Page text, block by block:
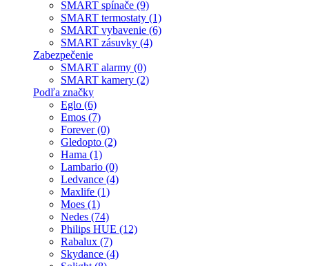
SMART spínače (9)
SMART termostaty (1)
SMART vybavenie (6)
SMART zásuvky (4)
Zabezpečenie
SMART alarmy (0)
SMART kamery (2)
Podľa značky
Eglo (6)
Emos (7)
Forever (0)
Gledopto (2)
Hama (1)
Lambario (0)
Ledvance (4)
Maxlife (1)
Moes (1)
Nedes (74)
Philips HUE (12)
Rabalux (7)
Skydance (4)